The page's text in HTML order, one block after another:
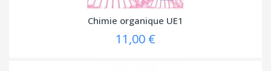
Chimie organique UE1
11,00 €